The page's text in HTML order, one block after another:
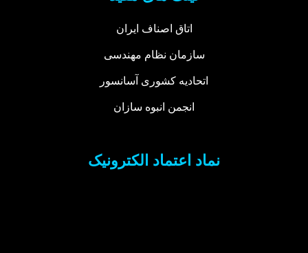
اتاق اصناف ایران
سازمان نظام مهندسی
اتحادیه کشوری آسانسور
انجمن انبوه سازان
نماد اعتماد الکترونیک